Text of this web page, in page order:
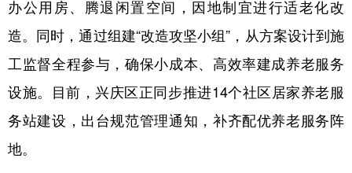
办公用房、腾退闲置空间，因地制宜进行适老化改
造。同时，通过组建“改造攻坚小组”，从方案设计到施
工监督全程参与，确保小成本、高效率建成养老服务
设施。目前，兴庆区正同步推进14个社区居家养老服
务站建设，出台规范管理通知，补齐配优养老服务阵
地。